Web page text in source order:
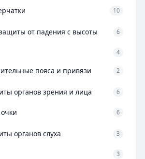
10
от падения с высоты 6
4
пояса и привязи 2
органов зрения и лица 6
6
органов слуха 3
3